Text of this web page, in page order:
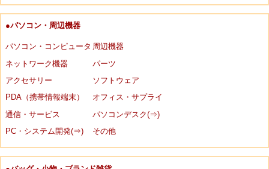
●パソコン・周辺機器
パソコン・コンピュータ 周辺機器
ネットワーク機器
パーツ
アクセサリー
ソフトウェア
PDA（携帯情報端末）
オフィス・サプライ
通信・サービス
パソコンデスク(⇒)
PC・システム開発(⇒)
その他